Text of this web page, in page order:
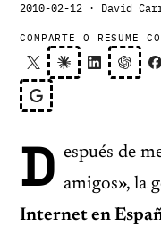
2010-02-12 · David
COMPARTE O RESUME
D espués de
amigos», la
Internet en